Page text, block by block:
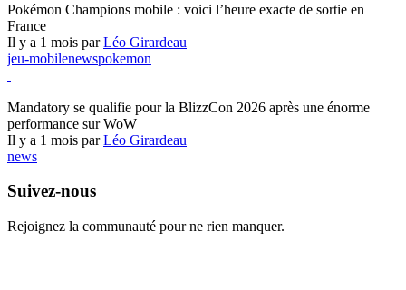
Pokémon Champions mobile : voici l’heure exacte de sortie en
France
Il y a 1 mois parLéo Girardeau
jeu-mobilenewspokemon
Mandatory se qualifie pour la BlizzCon 2026 après une énorme
performance sur WoW
Il y a 1 mois parLéo Girardeau
news
Suivez-nous
Rejoignez la communauté pour ne rien manquer.